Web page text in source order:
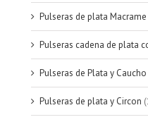
Pulseras de plata
Pulseras cadena de plata
Pulseras de Plata y Caucho
Pulseras de plata y Circon